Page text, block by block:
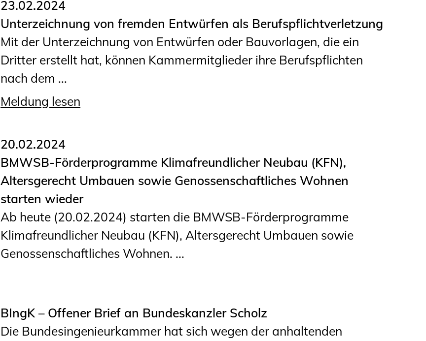
23.02.2024
Unterzeichnung von fremden Entwürfen als Berufspflichtverletzung
Mit der Unterzeichnung von Entwürfen oder Bauvorlagen, die ein
Dritter erstellt hat, können Kammermitglieder ihre Berufspflichten
nach dem ...
Meldung lesen
20.02.2024
BMWSB-Förderprogramme Klimafreundlicher Neubau (KFN),
Altersgerecht Umbauen sowie Genossenschaftliches Wohnen
starten wieder
Ab heute (20.02.2024) starten die BMWSB-Förderprogramme
Klimafreundlicher Neubau (KFN), Altersgerecht Umbauen sowie
Genossenschaftliches Wohnen. ...
BIngK – Offener Brief an Bundeskanzler Scholz
Die Bundesingenieurkammer hat sich wegen der anhaltenden